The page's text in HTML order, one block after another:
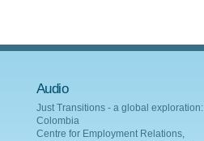
Audio
Just Transitions - a global exploration:
Colombia
Centre for Employment Relations,